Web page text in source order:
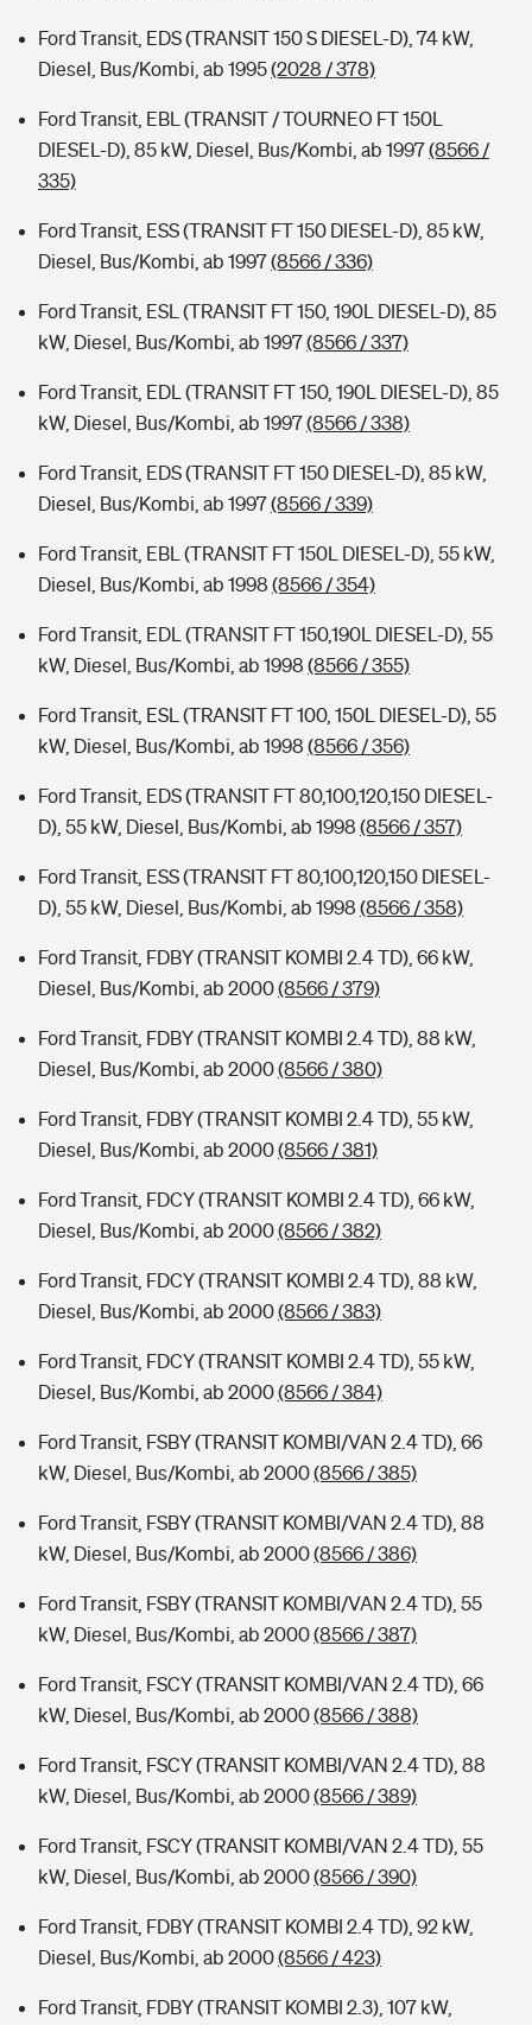
Ford Transit, EDS (TRANSIT 150 S DIESEL-D), 74 kW,
Diesel, Bus/Kombi, ab 1995(2028 / 378)
Ford Transit, EBL (TRANSIT / TOURNEO FT 150L
DIESEL-D), 85 kW, Diesel, Bus/Kombi, ab 1997(8566 /
335)
Ford Transit, ESS (TRANSIT FT 150 DIESEL-D), 85 kW,
Diesel, Bus/Kombi, ab 1997(8566 / 336)
Ford Transit, ESL (TRANSIT FT 150, 190L DIESEL-D), 85
kW, Diesel, Bus/Kombi, ab 1997(8566 / 337)
Ford Transit, EDL (TRANSIT FT 150, 190L DIESEL-D), 85
kW, Diesel, Bus/Kombi, ab 1997(8566 / 338)
Ford Transit, EDS (TRANSIT FT 150 DIESEL-D), 85 kW,
Diesel, Bus/Kombi, ab 1997(8566 / 339)
Ford Transit, EBL (TRANSIT FT 150L DIESEL-D), 55 kW,
Diesel, Bus/Kombi, ab 1998 (8566 / 354)
Ford Transit, EDL (TRANSIT FT 150,190L DIESEL-D), 55
kW, Diesel, Bus/Kombi, ab 1998 (8566 / 355)
Ford Transit, ESL (TRANSIT FT 100, 150L DIESEL-D), 55
kW, Diesel, Bus/Kombi, ab 1998 (8566 / 356)
Ford Transit, EDS (TRANSIT FT 80,100,120,150 DIESEL-
D), 55 kW, Diesel, Bus/Kombi, ab 1998 (8566 / 357)
Ford Transit, ESS (TRANSIT FT 80,100,120,150 DIESEL-
D), 55 kW, Diesel, Bus/Kombi, ab 1998 (8566 / 358)
Ford Transit, FDBY (TRANSIT KOMBI 2.4 TD), 66 kW,
Diesel, Bus/Kombi, ab 2000(8566 / 379)
Ford Transit, FDBY (TRANSIT KOMBI 2.4 TD), 88 kW,
Diesel, Bus/Kombi, ab 2000(8566 / 380)
Ford Transit, FDBY (TRANSIT KOMBI 2.4 TD), 55 kW,
Diesel, Bus/Kombi, ab 2000(8566 / 381)
Ford Transit, FDCY (TRANSIT KOMBI 2.4 TD), 66 kW,
Diesel, Bus/Kombi, ab 2000(8566 / 382)
Ford Transit, FDCY (TRANSIT KOMBI 2.4 TD), 88 kW,
Diesel, Bus/Kombi, ab 2000(8566 / 383)
Ford Transit, FDCY (TRANSIT KOMBI 2.4 TD), 55 kW,
Diesel, Bus/Kombi, ab 2000(8566 / 384)
Ford Transit, FSBY (TRANSIT KOMBI/VAN 2.4 TD), 66
kW, Diesel, Bus/Kombi, ab 2000(8566 / 385)
Ford Transit, FSBY (TRANSIT KOMBI/VAN 2.4 TD), 88
kW, Diesel, Bus/Kombi, ab 2000(8566 / 386)
Ford Transit, FSBY (TRANSIT KOMBI/VAN 2.4 TD), 55
kW, Diesel, Bus/Kombi, ab 2000(8566 / 387)
Ford Transit, FSCY (TRANSIT KOMBI/VAN 2.4 TD), 66
kW, Diesel, Bus/Kombi, ab 2000(8566 / 388)
Ford Transit, FSCY (TRANSIT KOMBI/VAN 2.4 TD), 88
kW, Diesel, Bus/Kombi, ab 2000(8566 / 389)
Ford Transit, FSCY (TRANSIT KOMBI/VAN 2.4 TD), 55
kW, Diesel, Bus/Kombi, ab 2000(8566 / 390)
Ford Transit, FDBY (TRANSIT KOMBI 2.4 TD), 92 kW,
Diesel, Bus/Kombi, ab 2000(8566 / 423)
Ford Transit, FDBY (TRANSIT KOMBI 2.3), 107 kW,